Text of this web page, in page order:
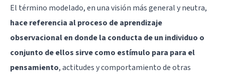
El término modelado, en una visión más general y neutra,
hace referencia al proceso de aprendizaje
observacional en donde la conducta de un individuo o
conjunto de ellos sirve como estímulo para para el
pensamiento, actitudes y comportamiento de otras